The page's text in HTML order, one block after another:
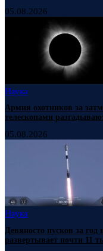
05.08.2026
Наука
Армия охотников за
телескопами
05.08.2026
Наука
Девяносто пусков за
развертывает почти 11